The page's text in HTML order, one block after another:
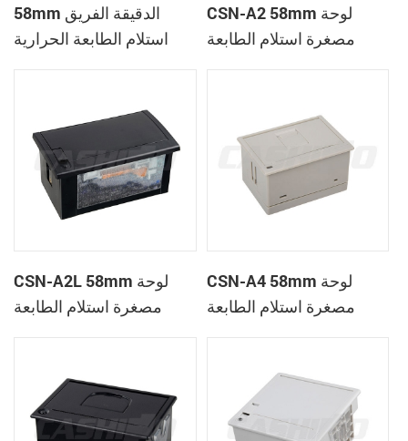
58mm الدقيقة الفريق
استلام الطابعة الحرارية
CSN-A2 58mm لوحة
مصغرة استلام الطابعة
CSN-A2L 58mm لوحة
مصغرة استلام الطابعة
CSN-A4 58mm لوحة
مصغرة استلام الطابعة